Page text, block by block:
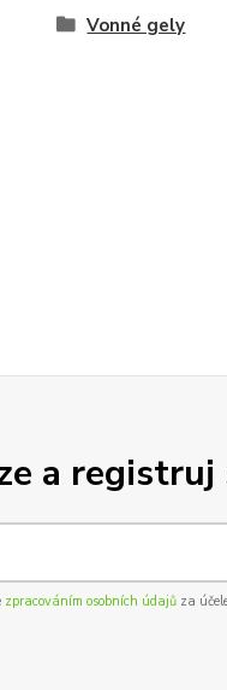
Vonné gely
a registruj
zpracováním osobních údajůza